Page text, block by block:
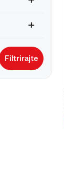
Filtrirajte